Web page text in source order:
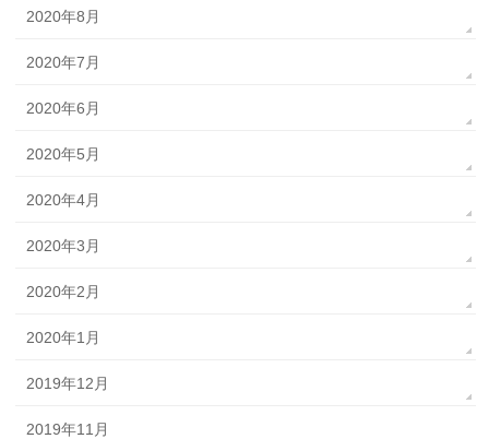
2020年8月
2020年7月
2020年6月
2020年5月
2020年4月
2020年3月
2020年2月
2020年1月
2019年12月
2019年11月